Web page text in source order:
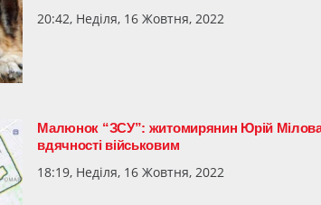
20:42, Неділя, 16 Жовтня, 2022
Малюнок “ЗСУ”: житомирянин Юрій
вдячності військовим
18:19, Неділя, 16 Жовтня, 2022